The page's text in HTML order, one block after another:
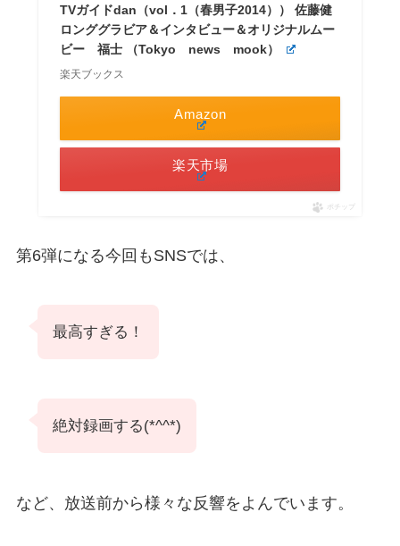
TVガイドdan（vol．1（春男子2014）） 佐藤健
ロンググラビア＆インタビュー＆オリジナルムー
ビー 福士 （Tokyo news mook）
楽天ブックス
Amazon
楽天市場
ポチップ
第6弾になる今回もSNSでは、
最高すぎる！
絶対録画する(*^^*)
など、放送前から様々な反響をよんでいます。